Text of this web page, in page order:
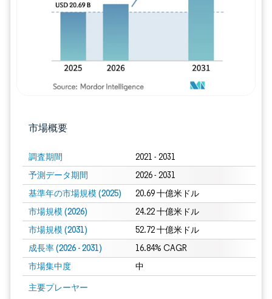
市場概要
調査期間 2021 - 2031
予測データ期間 2026 - 2031
基準年の市場規模 (2025) 20.69 十億米ドル
市場規模 (2026) 24.22 十億米ドル
市場規模 (2031) 52.72 十億米ドル
成長率 (2026 - 2031) 16.84% CAGR
市場集中度 中
主要プレーヤー
画像 © Mordor Intelligence。再利用にはCC BY 4.0の表示が必要です。